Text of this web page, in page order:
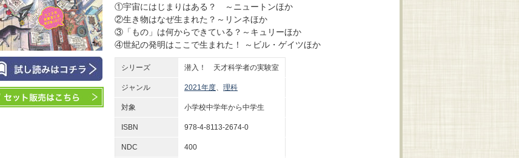
①宇宙にはじまりはある？ ～ニュートンほか
②生き物はなぜ生まれた？～リンネほか
③「もの」は何からできている？～キュリーほか
④世紀の発明はここで生まれた！ ～ビル・ゲイツほか
シリーズ 潜入！ 天才科学者の実験室
ジャンル 2021年度、 理科
対象 小学校中学年から中学生
ISBN 978-4-8113-2674-0
NDC 400